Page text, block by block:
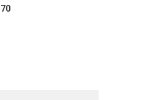
70